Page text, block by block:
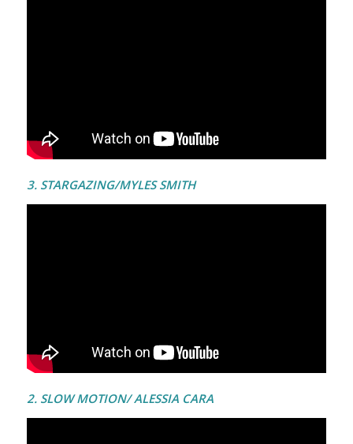
3. STARGAZING/MYLES SMITH
2. SLOW MOTION/ ALESSIA CARA